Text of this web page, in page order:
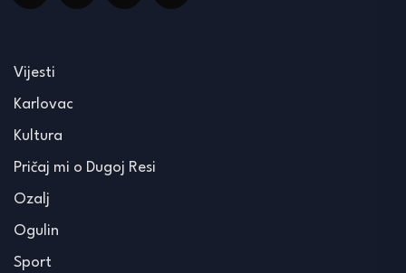
Vijesti
Karlovac
Kultura
Pričaj mi o Dugoj Resi
Ozalj
Ogulin
Sport